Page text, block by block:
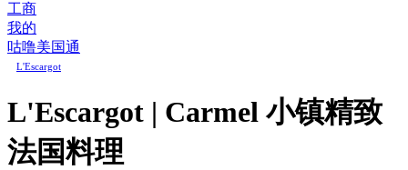
工商
我的
咕噜美国通
L'Escargot
L'Escargot | Carmel 小镇精致
法国料理